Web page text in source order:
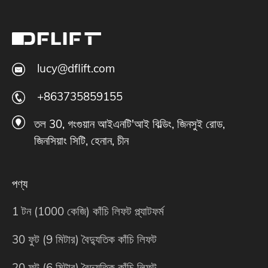
lucy@dflift.com
+863735859155
তল 30, গংগুয়ান আইএনটি'আই বিল্ডিং, জিনসুই রোড,
জিনসিয়াং সিটি, হেনান, চীন
পণ্য
1 টন (1000 কেজি) কাঁচি লিফট প্ল্যাটফর্ম
30 ফুট (9 মিটার) বৈদ্যুতিক কাঁচি লিফট